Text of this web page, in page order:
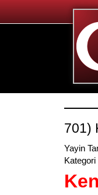
701)
Yayin
Kategori